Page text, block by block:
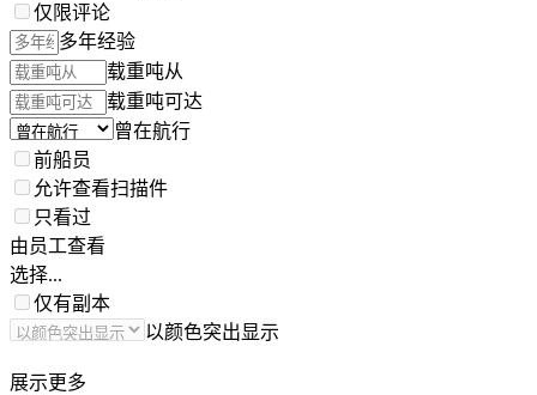
仅限评论
多年经验
载重吨从
载重吨可达
曾在航行
前船员
允许查看扫描件
只看过
由员工查看
选择...
仅有副本
以颜色突出显示
展示更多